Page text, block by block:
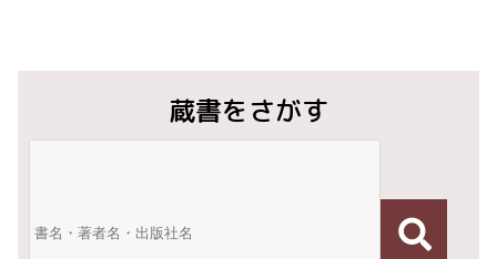
蔵書をさがす